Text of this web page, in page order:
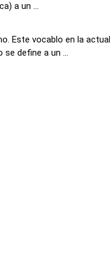
a un ...
Este vocablo en la
se define a un ...